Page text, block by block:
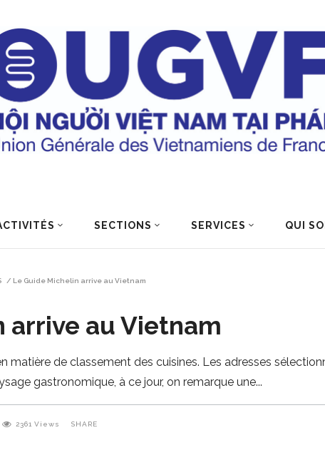
SECTIONS SERVICES QUI
/ Le Guide Michelin arrive au Vietnam
arrive au Vietnam
matière de classement des cuisines. Les adresses
gastronomique, à ce jour, on remarque une
2361 Views SHARE